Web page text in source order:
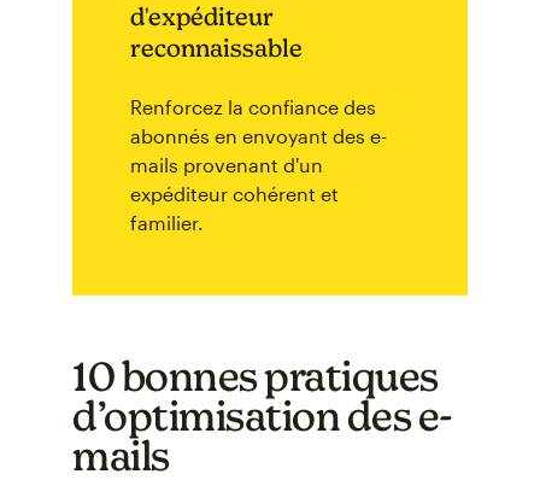
d'expéditeur
reconnaissable
Renforcez la confiance des
abonnés en envoyant des e-
mails provenant d'un
expéditeur cohérent et
familier.
10 bonnes pratiques
d’optimisation des e-
mails